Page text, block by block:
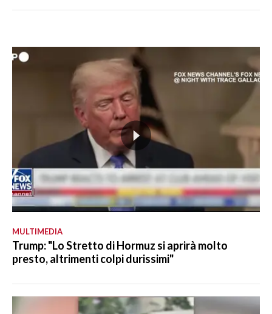
MULTIMEDIA
Trump: "Lo Stretto di Hormuz si aprirà molto
presto, altrimenti colpi durissimi"